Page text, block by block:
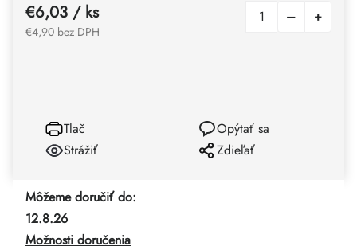
Môžeme doručiť do:
12.8.26
Možnosti doručenia
€6,03 / ks
€4,90 bez DPH
Tlač
Opýtať sa
Strážiť
Zdieľať